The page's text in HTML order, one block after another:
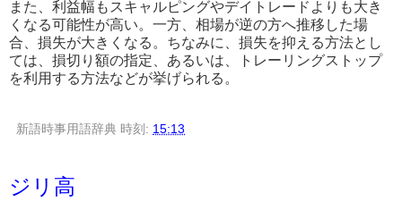
また、利益幅もスキャルピングやデイトレードよりも大き
くなる可能性が高い。一方、相場が逆の方へ推移した場
合、損失が大きくなる。ちなみに、損失を抑える方法とし
ては、損切り額の指定、あるいは、トレーリングストップ
を利用する方法などが挙げられる。
新語時事用語辞典 時刻: 15:13
ジリ高